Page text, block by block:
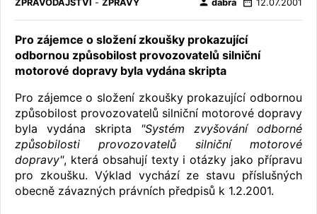
ZPRAVODAJSTVÍ - ZPRÁVY dabra 12.07.2001
Pro zájemce o složení zkoušky prokazující
odbornou způsobilost provozovatelů silniční
motorové dopravy byla vydána skripta
Pro zájemce o složení zkoušky prokazující odbornou
způsobilost provozovatelů silniční motorové dopravy
byla vydána skripta "Systém zvyšování odborné
způsobilosti provozovatelů silniční motorové
dopravy", která obsahují texty i otázky jako přípravu
pro zkoušku. Výklad vychází ze stavu příslušných
obecně závazných právních předpisů k 1.2.2001.